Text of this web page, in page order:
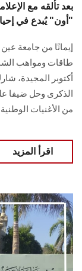
بعد تألقه مع
"أون" يُبدع في
إيمانًا من جامعة
طاقات ومواهب
أكتوبر المجيدة،
من الأغنيات الوطنية
اقرأ المزيد